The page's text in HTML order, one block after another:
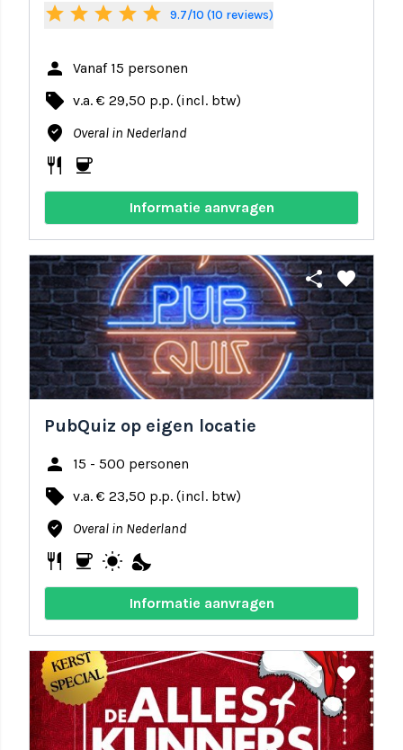
star star star star star 9.7/10 (10 reviews)
person Vanaf 15 personen
local_offer v.a. € 29,50 p.p. (incl. btw)
where_to_vote Overal in Nederland
restaurant coffee
Informatie aanvragen
share favorite
PubQuiz op eigen locatie
person 15 - 500 personen
local_offer v.a. € 23,50 p.p. (incl. btw)
where_to_vote Overal in Nederland
restaurant coffee wb_sunny nights_stay
Informatie aanvragen
share favorite